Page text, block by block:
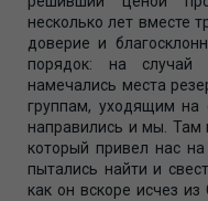
несколько лет вместе
доверие и
порядок: на случай
намечались места
группам, уходящим на
направились и мы. Там
который привел нас
пытались найти и
как он вскоре исчез